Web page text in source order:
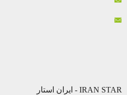
IRAN STAR - ایران استار